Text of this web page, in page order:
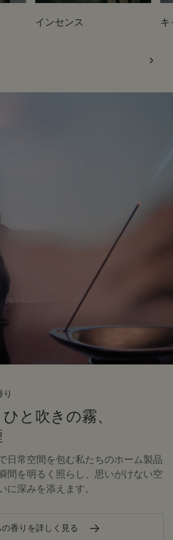
インセンス キ
り
と吹きの霧、
日常空間を包む私たちのホーム製品
間を明るく照らし、思いがけない空
深みを添えます。
香りを詳しく見る